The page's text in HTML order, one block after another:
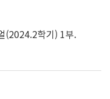
(2024.2학기) 1부.